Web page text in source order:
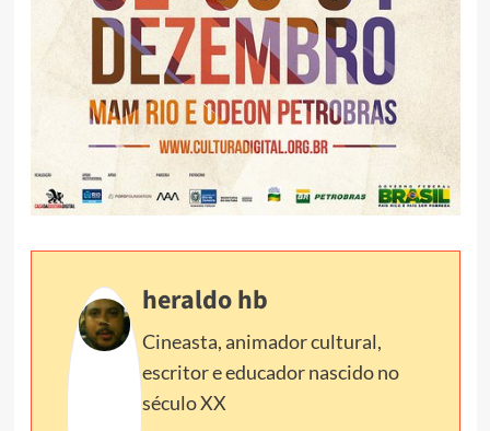
heraldo hb
Cineasta, animador cultural,
escritor e educador nascido no
século XX